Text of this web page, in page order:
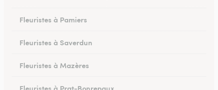
Fleuristes à Pamiers
Fleuristes à Saverdun
Fleuristes à Mazères
Fleuristes à Prat-Bonrepaux